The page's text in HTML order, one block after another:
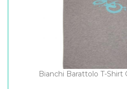
Bianchi Barattolo T-Shirt